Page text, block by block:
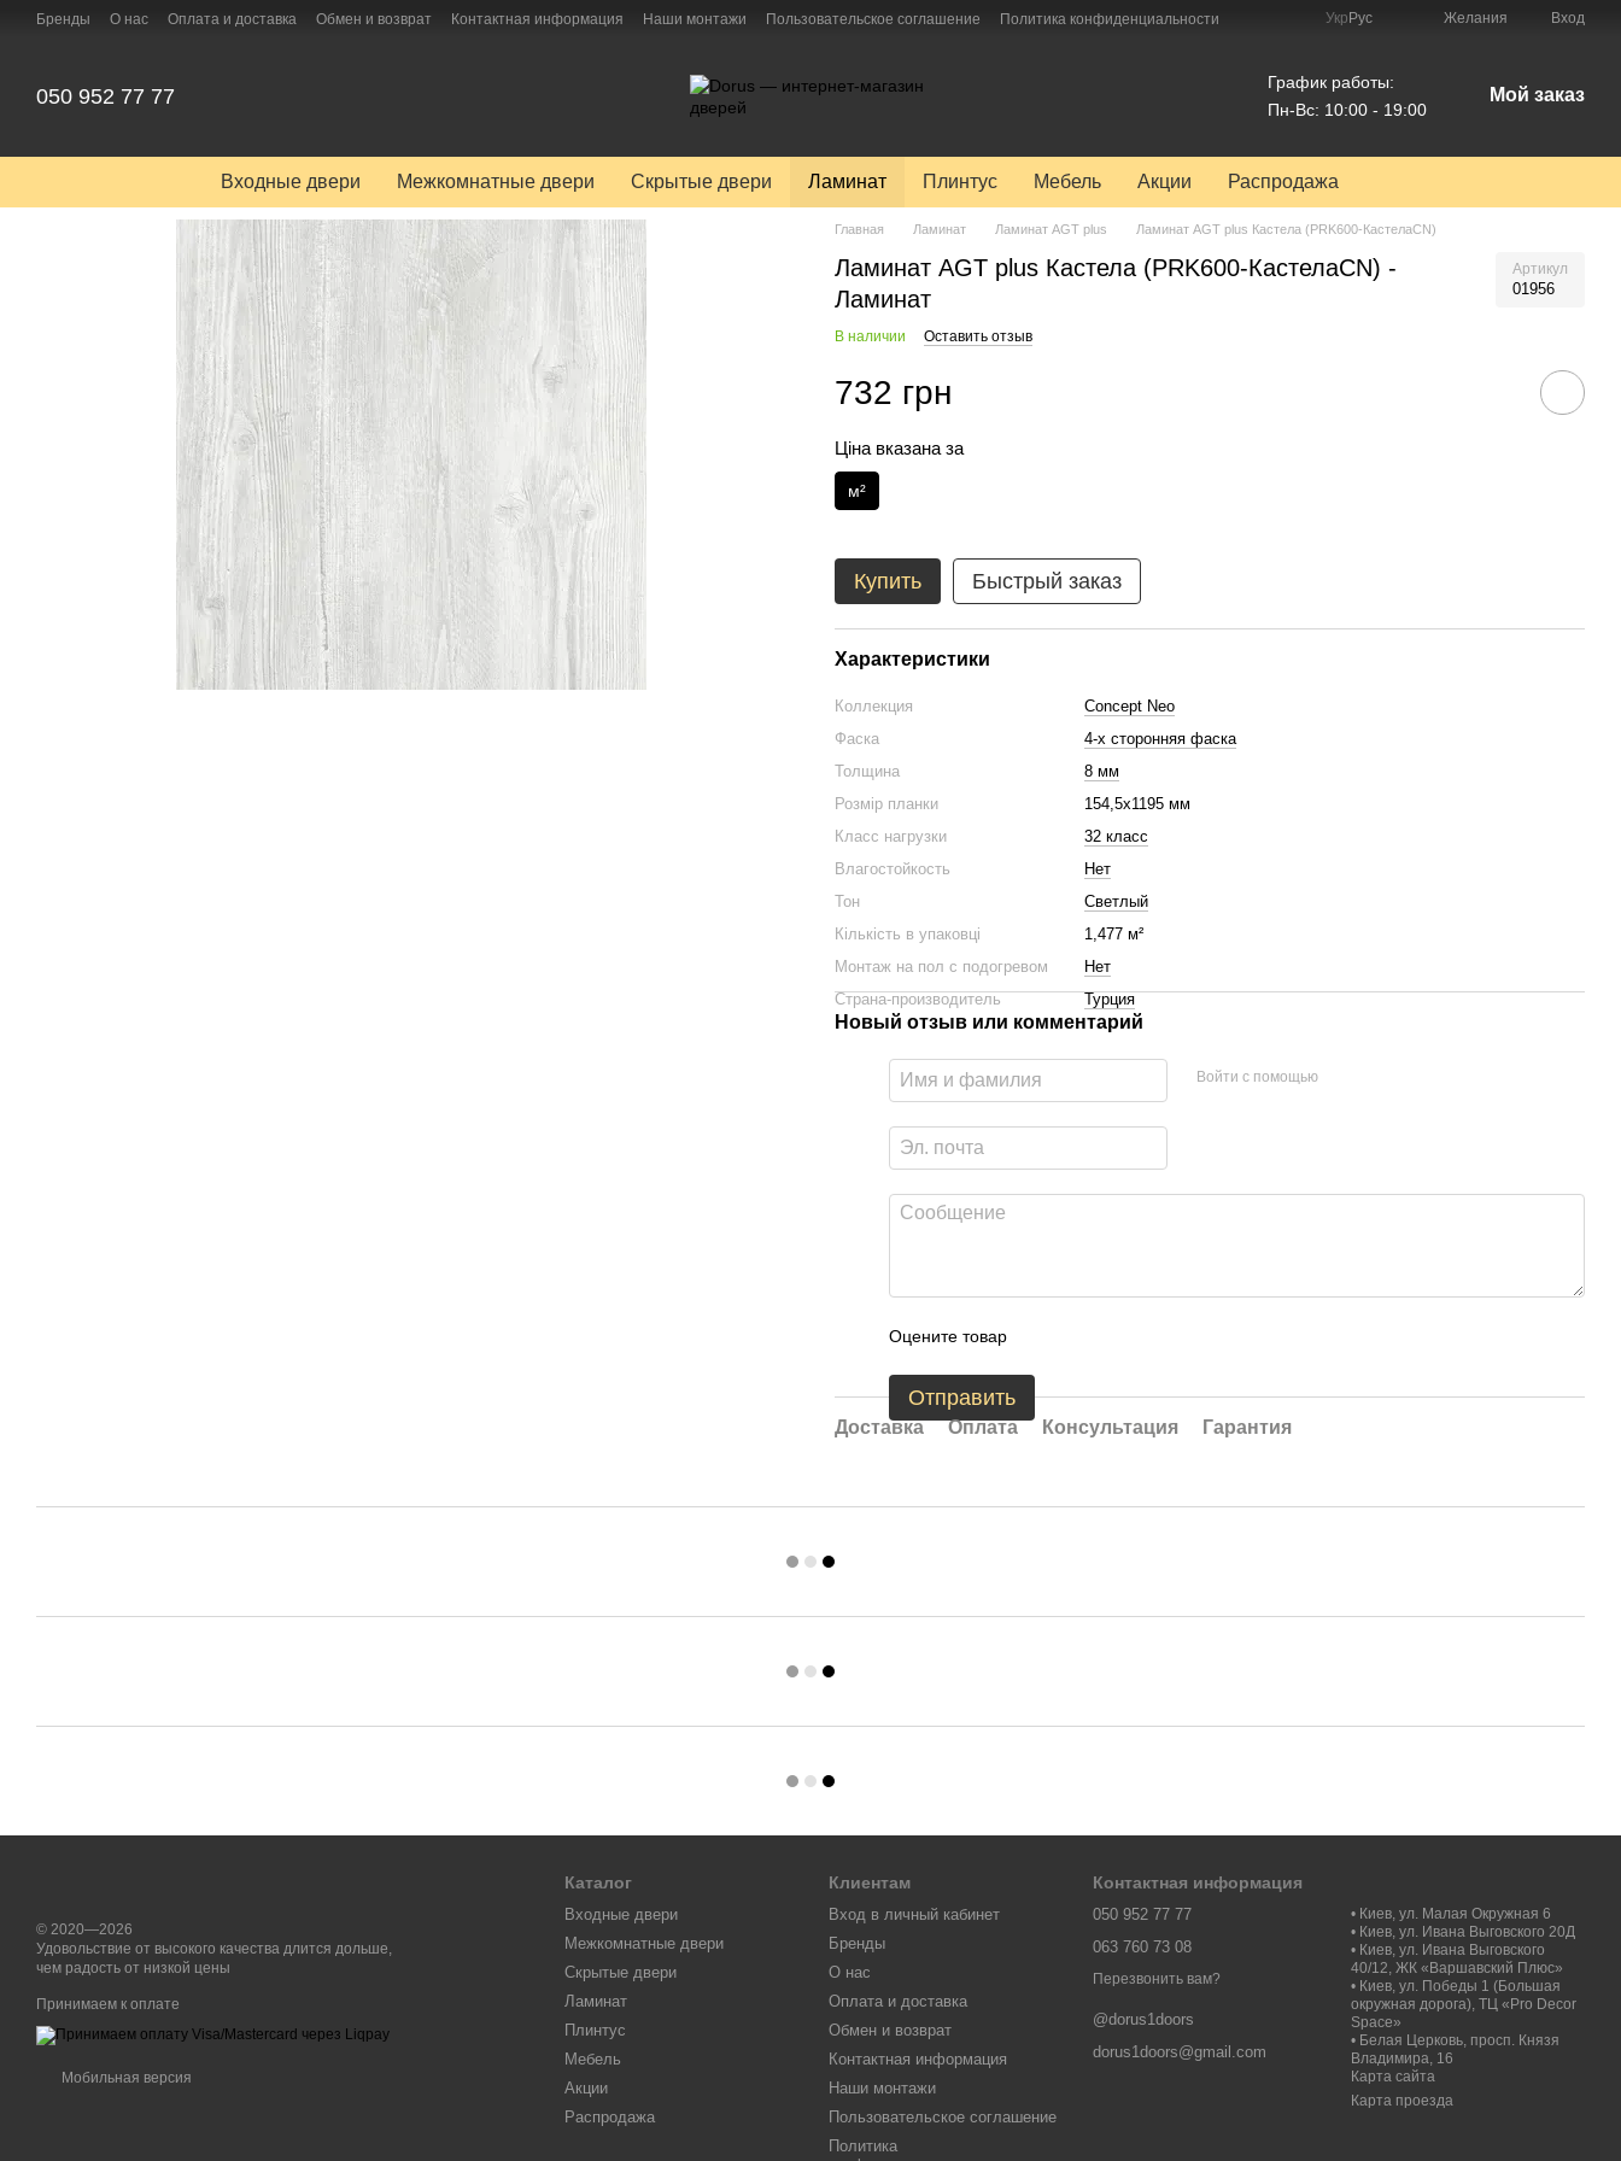
Перейти к основному контенту
Бренды О нас Оплата и доставка Обмен и возврат Контактная информация Наши монтажи Пользовательское соглашение Политика конфиденциальности Укр Рус Желания Вход
050 952 77 77
График работы:
Пн-Вс: 10:00 - 19:00
Мой заказ
Входные двери Межкомнатные двери Скрытые двери Ламинат Плинтус Мебель Акции Распродажа
Главная Ламинат Ламинат AGT plus Ламинат AGT plus Кастела (PRK600-КастелаCN)
Ламинат AGT plus Кастела (PRK600-КастелаCN) -
Ламинат
Артикул
01956
В наличии Оставить отзыв
732 грн
Ціна вказана за
м²
Купить Быстрый заказ
Характеристики
Коллекция
Concept Neo
Фаска
4-х сторонняя фаска
Толщина
8 мм
Розмір планки
154,5x1195 мм
Класс нагрузки
32 класс
Влагостойкость
Нет
Тон
Светлый
Кількість в упаковці
1,477 м²
Монтаж на пол с подогревом
Нет
Страна-производитель
Турция
Новый отзыв или комментарий
Войти с помощью
Оцените товар
Отправить
Доставка Оплата Консультация Гарантия
© 2020—2026
Удовольствие от высокого качества длится дольше,
чем радость от низкой цены
Принимаем к оплате
Мобильная версия
Каталог
Входные двери
Межкомнатные двери
Скрытые двери
Ламинат
Плинтус
Мебель
Акции
Распродажа
Клиентам
Вход в личный кабинет
Бренды
О нас
Оплата и доставка
Обмен и возврат
Контактная информация
Наши монтажи
Пользовательское соглашение
Политика
Контактная информация
050 952 77 77
063 760 73 08
Перезвонить вам?
@dorus1doors
dorus1doors@gmail.com
• Киев, ул. Малая Окружная 6
• Киев, ул. Ивана Выговского 20Д
• Киев, ул. Ивана Выговского
40/12, ЖК «Варшавский Плюс»
• Киев, ул. Победы 1 (Большая
окружная дорога), ТЦ «Pro Decor
Space»
• Белая Церковь, просп. Князя
Владимира, 16
Карта сайта
Карта проезда